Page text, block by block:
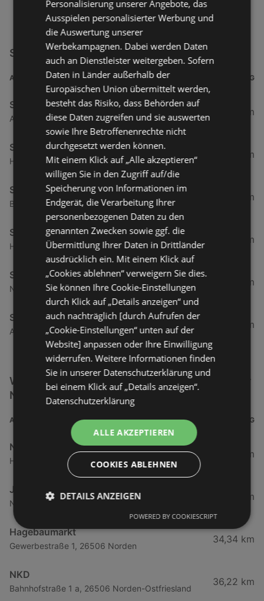
Screwfix Filialen in der Nähe
ADRESSE ENTFERNUNG
Screwfix
An Der Neuweide 26, 47495 Rheinberg
228,26 km
Screwfix
Herner Straße 466, 44807 Bochum
233,03 km
Screwfix
Barkhauser Straße 3, 33106 Paderborn
251,04 km
Screwfix
Hamburger Straße 1, 41540 Dormagen
277,86 km
Screwfix
Neckarstraße 9, 41836 Hückelhoven
283,85 km
Screwfix
Adenauer Straße 12, 52146 Würselen
311,29 km
Weitere Bauen, Wohnen & Garten Filialen in der
Nähe
ADRESSE ENTFERNUNG
NKD
Handelsstraße 2 b, 26736 Krummhörn
34,24 km
JYSK
Norddeicher Straße 80, 26506 Norden
34,29 km
Hagebaumarkt
Gewerbestraße 1, 26506 Norden
34,34 km
NKD
Bahnhofstraße 1 a, 26506 Norden-Ostfriesland
36,22 km
Personalisierung unserer Angebote, das
Ausspielen personalisierter Werbung und
die Auswertung unserer
Werbekampagnen. Dabei werden Daten
auch an Dienstleister weitergeben. Sofern
Daten in Länder außerhalb der
Europäischen Union übermittelt werden,
besteht das Risiko, dass Behörden auf
diese Daten zugreifen und sie auswerten
sowie Ihre Betroffenenrechte nicht
durchgesetzt werden können.
Mit einem Klick auf „Alle akzeptieren“
willigen Sie in den Zugriff auf/die
Speicherung von Informationen im
Endgerät, die Verarbeitung Ihrer
personenbezogenen Daten zu den
genannten Zwecken sowie ggf. die
Übermittlung Ihrer Daten in Drittländer
ausdrücklich ein. Mit einem Klick auf
„Cookies ablehnen“ verweigern Sie dies.
Sie können Ihre Cookie-Einstellungen
durch Klick auf „Details anzeigen“ und
auch nachträglich [durch Aufrufen der
„Cookie-Einstellungen“ unten auf der
Website] anpassen oder Ihre Einwilligung
widerrufen. Weitere Informationen finden
Sie in unserer Datenschutzerklärung und
bei einem Klick auf „Details anzeigen“.
Datenschutzerklärung
ALLE AKZEPTIEREN
COOKIES ABLEHNEN
DETAILS ANZEIGEN
POWERED BY COOKIESCRIPT